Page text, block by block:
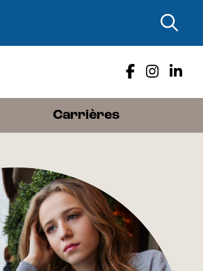
Carrières